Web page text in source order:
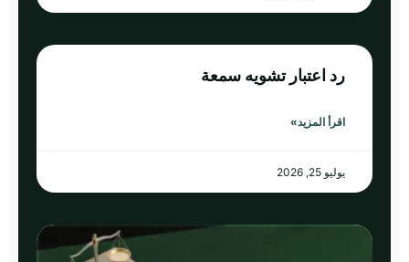
رد اعتبار تشويه سمعة
اقرأ المزيد»
يوليو 25, 2026